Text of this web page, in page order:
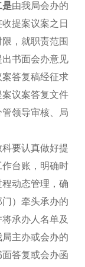
是由我局会办的
提案议案之日
，就职责范围
书面会办意见
答复稿经征求
议案答复文件
领导审核、局
科要认真做好提
台账，明确时
动态管理，确
）牵头承办的
承办人名单及
局主办或会办的
答复或会办函